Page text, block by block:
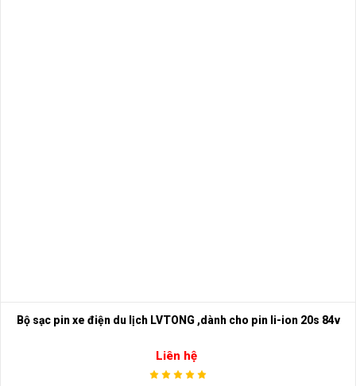
Bộ sạc pin xe điện du lịch LVTONG ,dành cho pin li-ion 20s 84v
Liên hệ